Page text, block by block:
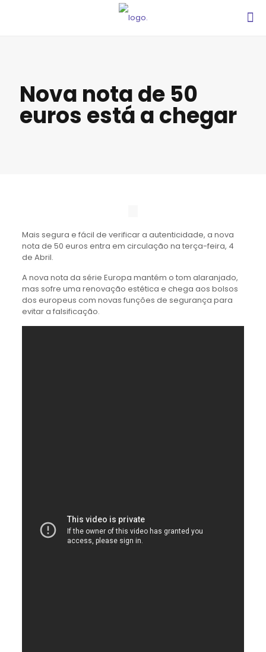
Nova nota de 50
euros está a chegar
Mais segura e fácil de verificar a autenticidade, a nova
nota de 50 euros entra em circulação na terça-feira, 4
de Abril.
A nova nota da série Europa mantém o tom alaranjado,
mas sofre uma renovação estética e chega aos bolsos
dos europeus com novas funções de segurança para
evitar a falsificação.